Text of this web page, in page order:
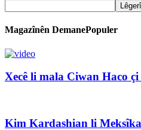
Magazînên DemanePopuler
Xecê li mala Ciwan Haco
Kim Kardashian li